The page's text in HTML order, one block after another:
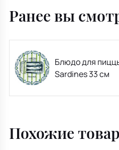
Ранее вы
Блюдо для
Sardines 33 см
Похожие